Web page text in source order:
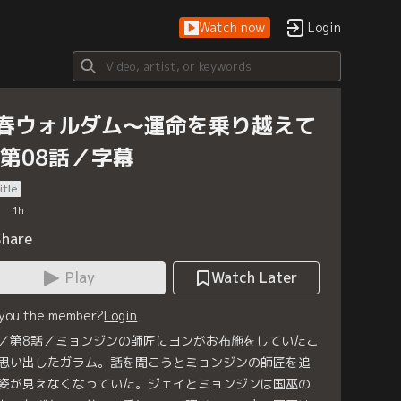
Watch now Login
ウォルダム～運命を乗り越えて
08話／字幕
1h
Play
Watch Later
the member?Login
第8話／ミョンジンの師匠にヨンがお布施をしていたこ
い出したガラム。話を聞こうとミョンジンの師匠を追
が見えなくなっていた。ジェイとミョンジンは国巫の